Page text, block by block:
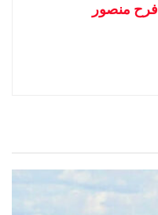
فرح منصور